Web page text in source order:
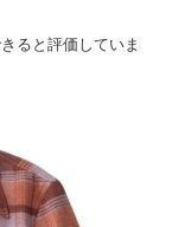
ると評価していま